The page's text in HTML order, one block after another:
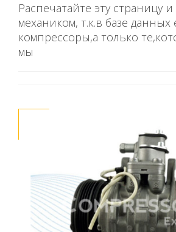
Распечатайте эту страницу и
механиком, т.к.в базе данных
компрессоры,а только
мы